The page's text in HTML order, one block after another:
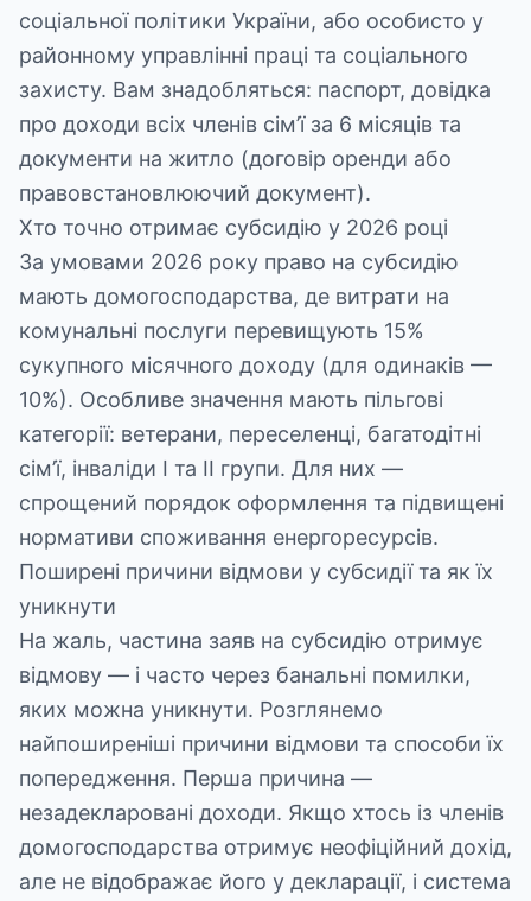
соціальної політики України, або особисто у
районному управлінні праці та соціального
захисту. Вам знадобляться: паспорт, довідка
про доходи всіх членів сім’ї за 6 місяців та
документи на житло (договір оренди або
правовстановлюючий документ).
Хто точно отримає субсидію у 2026 році
За умовами 2026 року право на субсидію
мають домогосподарства, де витрати на
комунальні послуги перевищують 15%
сукупного місячного доходу (для одинаків —
10%). Особливе значення мають пільгові
категорії: ветерани, переселенці, багатодітні
сім’ї, інваліди I та II групи. Для них —
спрощений порядок оформлення та підвищені
нормативи споживання енергоресурсів.
Поширені причини відмови у субсидії та як їх
уникнути
На жаль, частина заяв на субсидію отримує
відмову — і часто через банальні помилки,
яких можна уникнути. Розглянемо
найпоширеніші причини відмови та способи їх
попередження. Перша причина —
незадекларовані доходи. Якщо хтось із членів
домогосподарства отримує неофіційний дохід,
але не відображає його у декларації, і система